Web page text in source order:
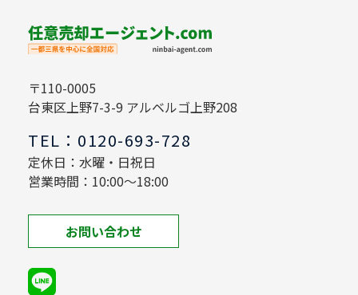
〒110-0005
台東区上野7-3-9 アルベルゴ上野208
TEL：0120-693-728
定休日：水曜・日祝日
営業時間：10:00～18:00
お問い合わせ